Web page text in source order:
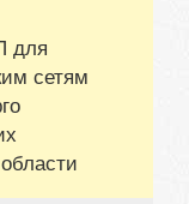
для
сетям